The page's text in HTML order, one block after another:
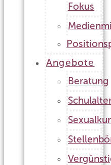
Fokus
Angebote
Beratung